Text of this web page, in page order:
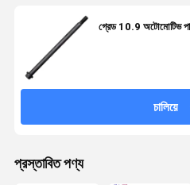
গ্রেড 10.9 অটোমোটিভ পাতা
চালিয়ে
প্রস্তাবিত পণ্য